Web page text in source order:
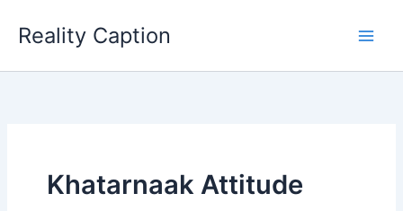
Reality Caption
Khatarnaak Attitude